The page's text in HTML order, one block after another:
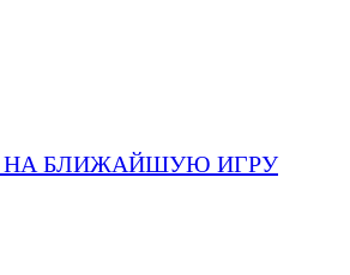
НА БЛИЖАЙШУЮ ИГРУ